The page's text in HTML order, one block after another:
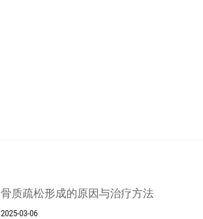
骨质疏松形成的原因与治疗方法
2025-03-06